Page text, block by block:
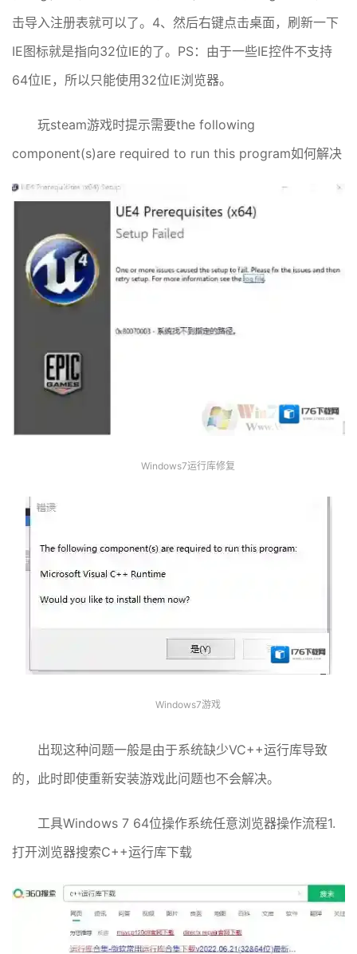
击导入注册表就可以了。4、然后右键点击桌面，刷新一下
IE图标就是指向32位IE的了。PS：由于一些IE控件不支持
64位IE，所以只能使用32位IE浏览器。
玩steam游戏时提示需要the following
component(s)are required to run this program如何解决
Windows7运行库修复
Windows7游戏
出现这种问题一般是由于系统缺少VC++运行库导致
的，此时即使重新安装游戏此问题也不会解决。
工具Windows 7 64位操作系统任意浏览器操作流程1.
打开浏览器搜索C++运行库下载